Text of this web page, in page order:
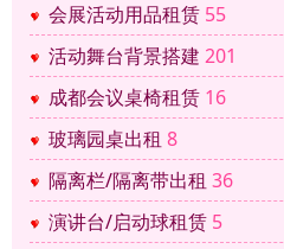
会展活动用品租赁 55
活动舞台背景搭建 201
成都会议桌椅租赁 16
玻璃园桌出租 8
隔离栏/隔离带出租 36
演讲台/启动球租赁 5